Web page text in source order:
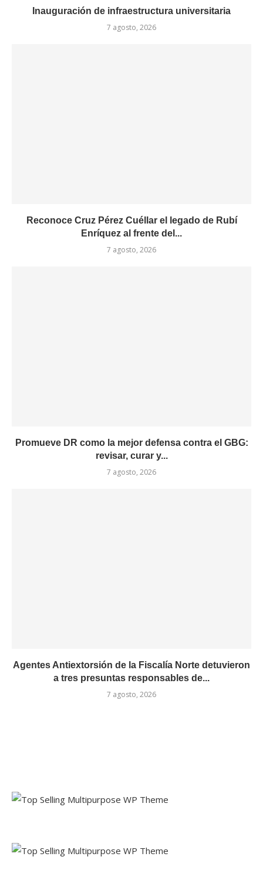
Inauguración de infraestructura universitaria
7 agosto, 2026
Reconoce Cruz Pérez Cuéllar el legado de Rubí
Enríquez al frente del...
7 agosto, 2026
Promueve DR como la mejor defensa contra el GBG:
revisar, curar y...
7 agosto, 2026
Agentes Antiextorsión de la Fiscalía Norte detuvieron
a tres presuntas responsables de...
7 agosto, 2026